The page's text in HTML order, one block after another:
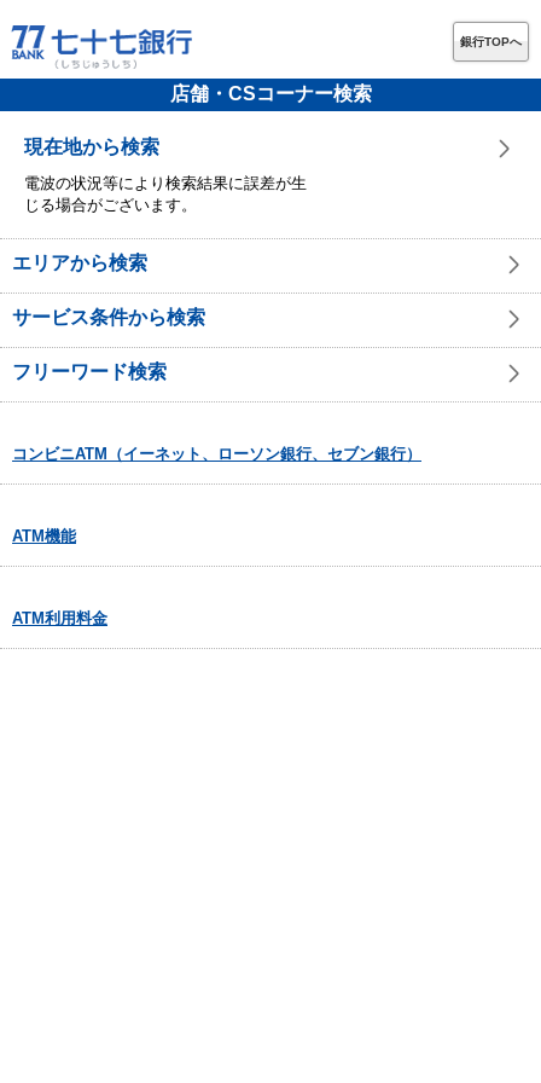
銀行TOPへ
店舗・CSコーナー検索
現在地から検索
電波の状況等により検索結果に誤差が生
じる場合がございます。
エリアから検索
サービス条件から検索
フリーワード検索
コンビニATM（イーネット、ローソン銀行、セブン銀行）
ATM機能
ATM利用料金